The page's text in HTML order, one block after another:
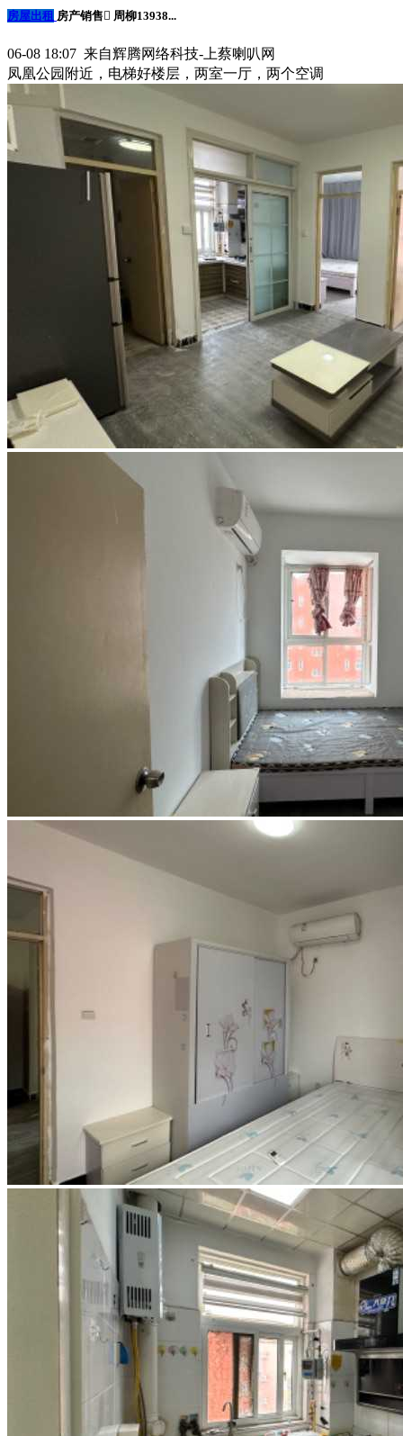
房屋出租 房产销售 周柳13938...
06-08 18:07 来自辉腾网络科技-上蔡喇叭网
凤凰公园附近，电梯好楼层，两室一厅，两个空调